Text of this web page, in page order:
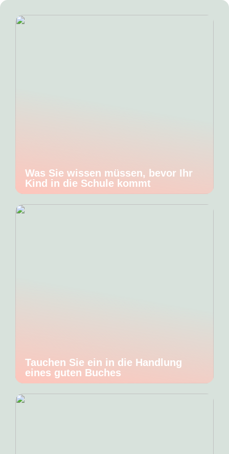
Was Sie wissen müssen, bevor Ihr
Kind in die Schule kommt
Tauchen Sie ein in die Handlung
eines guten Buches